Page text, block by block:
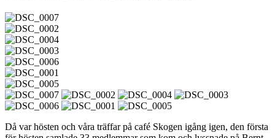
Då var hösten och våra träffar på café Skogen igång igen, den första